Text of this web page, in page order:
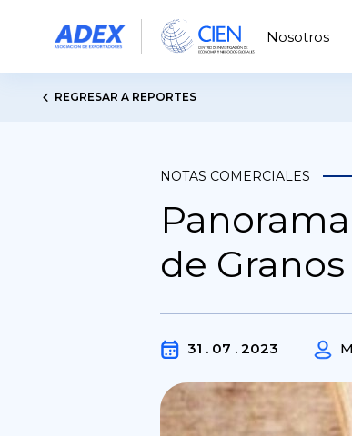
Nosotros
REGRESAR A REPORTES
NOTAS COMERCIALES
de
31 . 07 . 2023